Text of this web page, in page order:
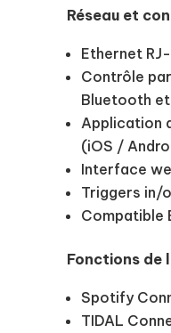
Réseau et
Ethernet
Contrôle
Bluetooth et
Application
(iOS /
Interface
Triggers in/
Compatible
Fonctions de
Spotify
TIDAL